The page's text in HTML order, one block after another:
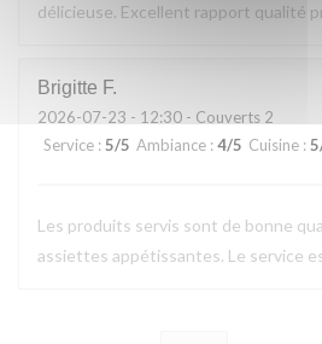
délicieuse. Excellent rapport qualité
Brigitte F
2026-07-23 - 12:30 - Couverts 2
Service : 5/5 Ambiance : 4/5 Cuisine : 5
Les produits servis sont de bonne
assiettes appétissantes. Le service